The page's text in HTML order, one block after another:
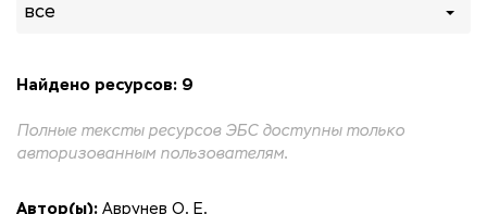
все
Найдено ресурсов: 9
Полные тексты ресурсов ЭБС доступны только
авторизованным пользователям.
Автор(ы): Аврунев О. Е.